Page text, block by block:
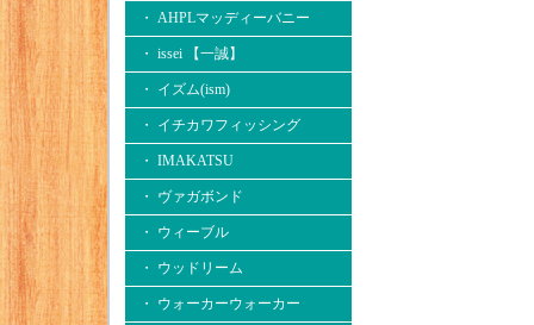
・ AHPLマッディーバニー
・ issei 【一誠】
・ イズム(ism)
・ イチカワフィッシング
・ IMAKATSU
・ ヴァガボンド
・ ウィーブル
・ ウッドリーム
・ ウォーカーウォーカー